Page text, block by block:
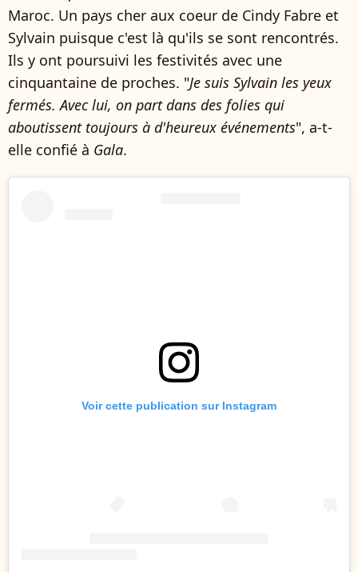
Maroc. Un pays cher aux coeur de Cindy Fabre et
Sylvain puisque c'est là qu'ils se sont rencontrés.
Ils y ont poursuivi les festivités avec une
cinquantaine de proches. "Je suis Sylvain les yeux
fermés. Avec lui, on part dans des folies qui
aboutissent toujours à d'heureux événements", a-t-
elle confié à Gala.
Voir cette publication sur Instagram